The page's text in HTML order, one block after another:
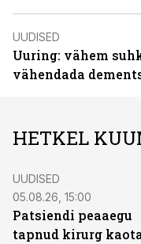
UUDISED
Uuring: vähem
vähendada
HETKEL
UUDISED
05.08.26, 15:00
Patsiendi peaaegu
tapnud kirurg